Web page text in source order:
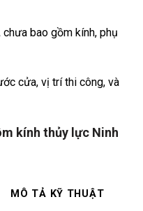
bao gồm kính, phụ
cửa, vị trí thi công, và
kính thủy lực Ninh
MÔ TẢ KỸ THUẬT